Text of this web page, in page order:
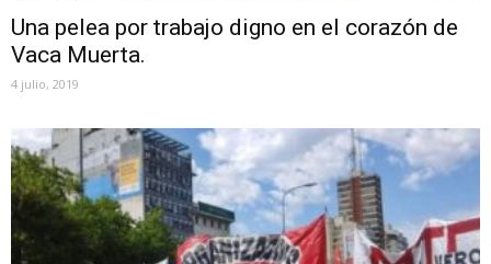
Una pelea por trabajo digno en el corazón de
Vaca Muerta.
4 julio, 2019